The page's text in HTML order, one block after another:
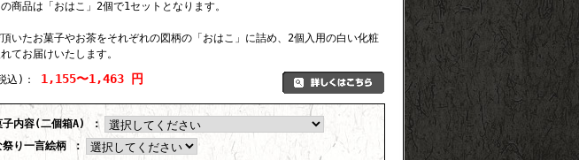
の商品は「おはこ」2個で1セットとなります。
いたお菓子やお茶をそれぞれの図柄の「おはこ」に詰め、2個入用の白い化粧
てお届けいたします。
込) ： 1,155〜1,463 円
子内容(二個箱A) ：
祭り一言絵柄 ：